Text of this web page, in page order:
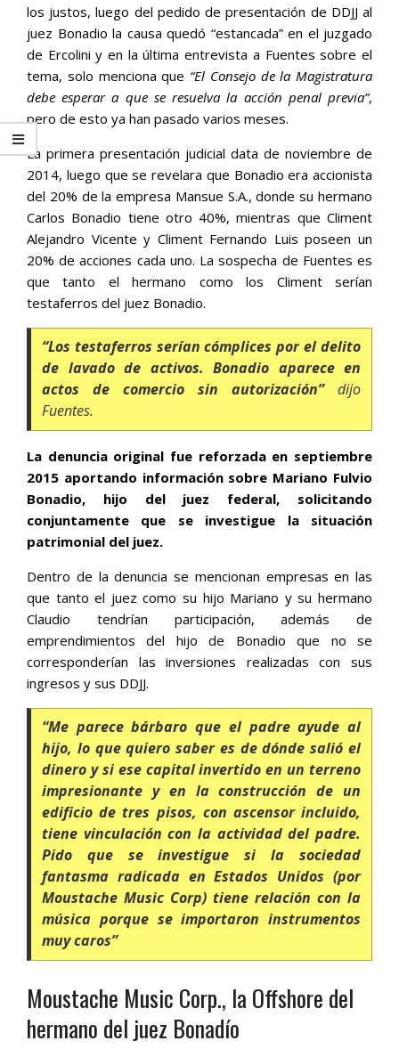
los justos, luego del pedido de presentación de DDJJ al
juez Bonadio la causa quedó “estancada” en el juzgado
de Ercolini y en la última entrevista a Fuentes sobre el
tema, solo menciona que “El Consejo de la Magistratura
debe esperar a que se resuelva la acción penal previa”,
pero de esto ya han pasado varios meses.
La primera presentación judicial data de noviembre de
2014, luego que se revelara que Bonadio era accionista
del 20% de la empresa Mansue S.A., donde su hermano
Carlos Bonadio tiene otro 40%, mientras que Climent
Alejandro Vicente y Climent Fernando Luis poseen un
20% de acciones cada uno. La sospecha de Fuentes es
que tanto el hermano como los Climent serían
testaferros del juez Bonadio.
“Los testaferros serían cómplices por el delito
de lavado de activos. Bonadio aparece en
actos de comercio sin autorización” dijo
Fuentes.
La denuncia original fue reforzada en septiembre
2015 aportando información sobre Mariano Fulvio
Bonadio, hijo del juez federal, solicitando
conjuntamente que se investigue la situación
patrimonial del juez.
Dentro de la denuncia se mencionan empresas en las
que tanto el juez como su hijo Mariano y su hermano
Claudio tendrían participación, además de
emprendimientos del hijo de Bonadio que no se
corresponderían las inversiones realizadas con sus
ingresos y sus DDJJ.
“Me parece bárbaro que el padre ayude al
hijo, lo que quiero saber es de dónde salió el
dinero y si ese capital invertido en un terreno
impresionante y en la construcción de un
edificio de tres pisos, con ascensor incluido,
tiene vinculación con la actividad del padre.
Pido que se investigue si la sociedad
fantasma radicada en Estados Unidos (por
Moustache Music Corp) tiene relación con la
música porque se importaron instrumentos
muy caros”
Moustache Music Corp., la Offshore del
hermano del juez Bonadío